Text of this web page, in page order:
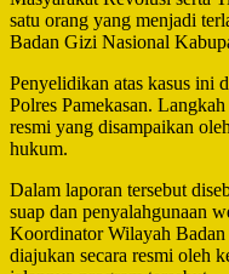
satu orang yang menjadi
Badan Gizi Nasional
Penyelidikan atas kasus ini
Polres Pamekasan.
resmi yang disampaikan
hukum.
Dalam laporan tersebut
suap dan penyalahgunaan
Koordinator Wilayah
diajukan secara resmi oleh